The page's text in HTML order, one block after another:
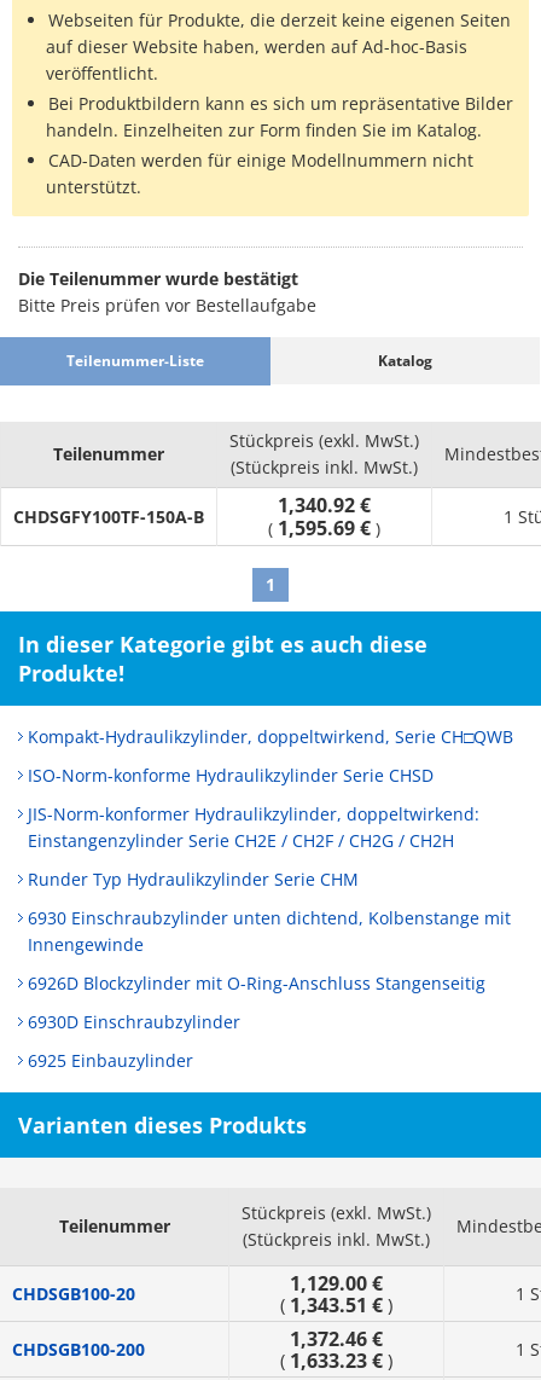
Webseiten für Produkte, die derzeit keine eigenen Seiten
auf dieser Website haben, werden auf Ad-hoc-Basis
veröffentlicht.
Bei Produktbildern kann es sich um repräsentative Bilder
handeln. Einzelheiten zur Form finden Sie im Katalog.
CAD-Daten werden für einige Modellnummern nicht
unterstützt.
Die Teilenummer wurde bestätigt
Bitte Preis prüfen vor Bestellaufgabe
Teilenummer-Liste Katalog
Teilenummer
Stückpreis (exkl. MwSt.)
(Stückpreis inkl. MwSt.)
CHDSGFY100TF-150A-B 1,340.92 €
( 1,595.69 € )
1
1
In dieser Kategorie gibt es auch diese
Produkte!
Kompakt-Hydraulikzylinder, doppeltwirkend, Serie CH□QWB
ISO-Norm-konforme Hydraulikzylinder Serie CHSD
JIS-Norm-konformer Hydraulikzylinder, doppeltwirkend:
Einstangenzylinder Serie CH2E / CH2F / CH2G / CH2H
Runder Typ Hydraulikzylinder Serie CHM
6930 Einschraubzylinder unten dichtend, Kolbenstange mit
Innengewinde
6926D Blockzylinder mit O-Ring-Anschluss Stangenseitig
6930D Einschraubzylinder
6925 Einbauzylinder
Varianten dieses Produkts
Teilenummer
Stückpreis (exkl. MwSt.)
(Stückpreis inkl. MwSt.)
CHDSGB100-20 1,129.00 €
( 1,343.51 € ) 1
CHDSGB100-200 1,372.46 €
( 1,633.23 € ) 1